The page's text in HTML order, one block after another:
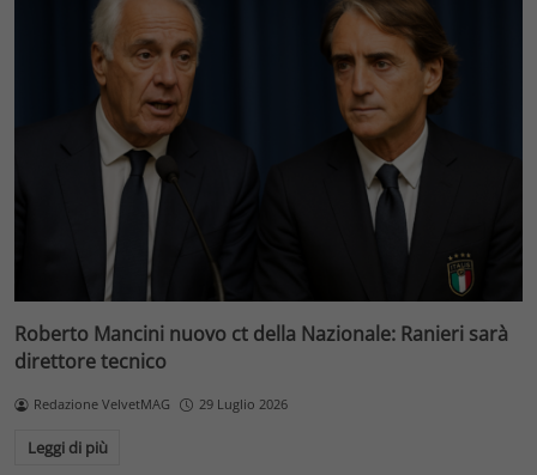
Roberto Mancini nuovo ct della Nazionale: Ranieri sarà
direttore tecnico
Redazione VelvetMAG 29 Luglio 2026
Leggi di più